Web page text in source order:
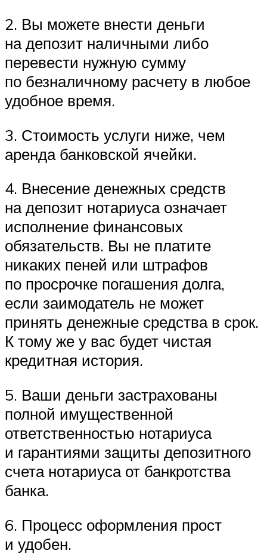
2. Вы можете внести деньги
на депозит наличными либо
перевести нужную сумму
по безналичному расчету в любое
удобное время.
3. Стоимость услуги ниже, чем
аренда банковской ячейки.
4. Внесение денежных средств
на депозит нотариуса означает
исполнение финансовых
обязательств. Вы не платите
никаких пеней или штрафов
по просрочке погашения долга,
если заимодатель не может
принять денежные средства в срок.
К тому же у вас будет чистая
кредитная история.
5. Ваши деньги застрахованы
полной имущественной
ответственностью нотариуса
и гарантиями защиты депозитного
счета нотариуса от банкротства
банка.
6. Процесс оформления прост
и удобен.